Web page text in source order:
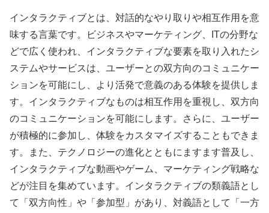
インタラクティブとは、対話的なやり取りや相互作用を意
味する言葉です。ビジネスやマーケティング、ITの分野な
どで広く使われ、インタラクティブな要素を取り入れたシ
ステムやサービスは、ユーザーとの双方向のコミュニケー
ションを可能にし、より活発で意義のある体験を提供しま
す。インタラクティブなものは相互作用を重視し、双方向
のコミュニケーションを可能にします。さらに、ユーザー
が積極的に参加し、体験をカスタマイズすることもできま
す。また、テクノロジーの進化とともにますます普及し、
インタラクティブな動画やゲーム、マーケティング戦略な
どが注目を集めています。インタラクティブの類義語とし
て「双方向性」や「参加型」があり、対義語として「一方